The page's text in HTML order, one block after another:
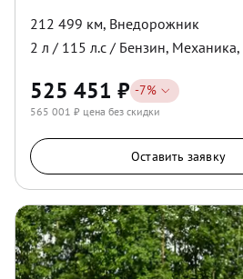
212 499 км, Внедорожник
2 л / 115 л.с / Бензин, Механика,
525 451 ₽ -7%
565 001 ₽ цена без скидки
Оставить заявку